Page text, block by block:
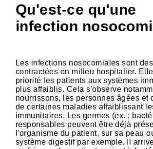
Qu'est-ce qu'une
infection
Les infections nosocomiales sont
contractées en milieu hospitalier.
priorité les patients aux systèmes
plus affaiblis. Cela s'observe
nourrissons, les personnes âgées et
de certaines maladies affaiblissant
immunitaires. Les germes (ex. :
responsables peuvent être déjà
l'organisme du patient, sur sa peau
système digestif par exemple. Il